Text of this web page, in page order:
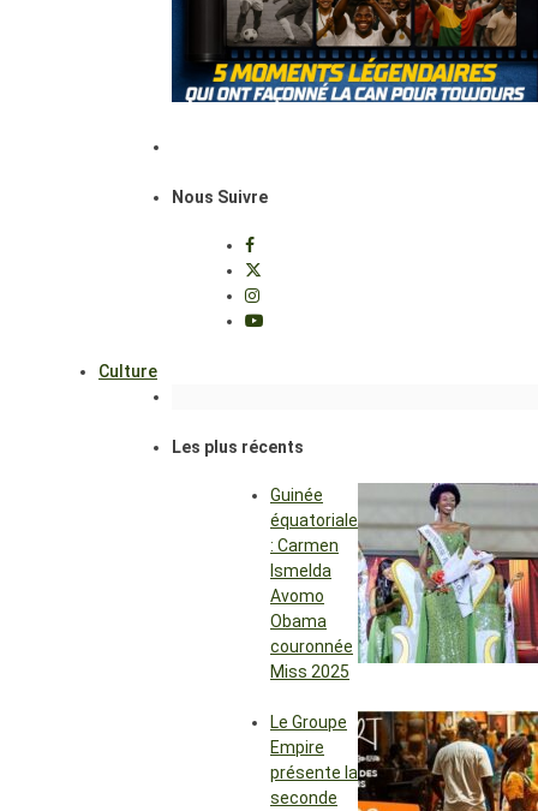
Nous Suivre
Culture
Les plus récents
Guinée
équatoriale
: Carmen
Ismelda
Avomo
Obama
couronnée
Miss 2025
Le Groupe
Empire
présente la
seconde